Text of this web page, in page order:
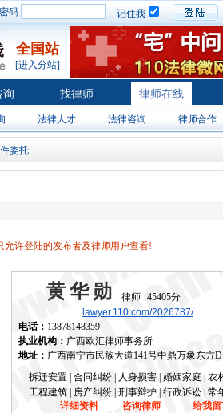
密码 记住我
全国站
[进入分站]
询 找律师 律师在线
法律人才 法律咨询 律师合作
委托
允许登陆的发布者及律师用户查看!
黄华勋 律师
45405分
lawyer.110.com/2026787/
电话： 13878148359
执业机构： 广西欧汇律师事务所
地址： 广西南宁市民族大道141号中鼎万象东方
拆迁安置 | 合同纠纷 | 人身损害 | 婚姻家庭 | 农
工程建筑 | 房产纠纷 | 刑事辩护 | 行政诉讼 | 常
详细资料
咨询律师 给我